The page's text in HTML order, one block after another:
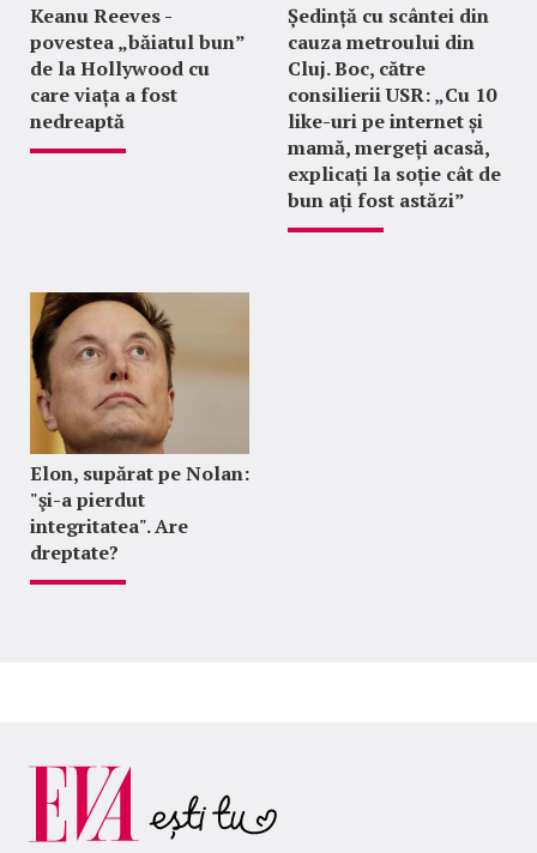
Keanu Reeves -
povestea „băiatul bun”
de la Hollywood cu
care viața a fost
nedreaptă
Ședință cu scântei din
cauza metroului din
Cluj. Boc, către
consilierii USR: „Cu 10
like-uri pe internet și
mamă, mergeți acasă,
explicați la soție cât de
bun ați fost astăzi”
Elon, supărat pe Nolan:
"şi-a pierdut
integritatea". Are
dreptate?